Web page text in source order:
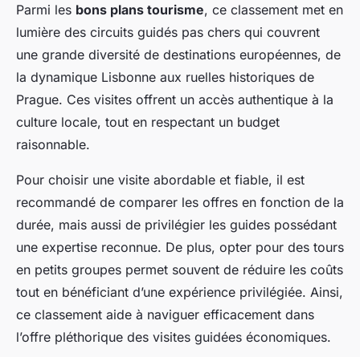
Parmi les bons plans tourisme, ce classement met en
lumière des circuits guidés pas chers qui couvrent
une grande diversité de destinations européennes, de
la dynamique Lisbonne aux ruelles historiques de
Prague. Ces visites offrent un accès authentique à la
culture locale, tout en respectant un budget
raisonnable.
Pour choisir une visite abordable et fiable, il est
recommandé de comparer les offres en fonction de la
durée, mais aussi de privilégier les guides possédant
une expertise reconnue. De plus, opter pour des tours
en petits groupes permet souvent de réduire les coûts
tout en bénéficiant d’une expérience privilégiée. Ainsi,
ce classement aide à naviguer efficacement dans
l’offre pléthorique des visites guidées économiques.